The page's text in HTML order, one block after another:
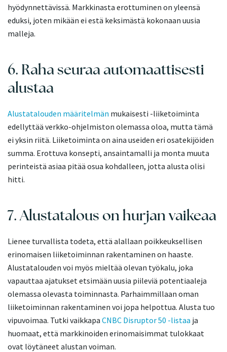
hyödynnettävissä. Markkinasta erottuminen on yleensä
eduksi, joten mikään ei estä keksimästä kokonaan uusia
malleja.
6. Raha seuraa automaattisesti
alustaa
Alustatalouden määritelmän mukaisesti -liiketoiminta
edellyttää verkko-ohjelmiston olemassa oloa, mutta tämä
ei yksin riitä. Liiketoiminta on aina useiden eri osatekijöiden
summa. Erottuva konsepti, ansaintamalli ja monta muuta
perinteistä asiaa pitää osua kohdalleen, jotta alusta olisi
hitti.
7. Alustatalous on hurjan vaikeaa
Lienee turvallista todeta, että alallaan poikkeuksellisen
erinomaisen liiketoiminnan rakentaminen on haaste.
Alustatalouden voi myös mieltää olevan työkalu, joka
vapauttaa ajatukset etsimään uusia piileviä potentiaaleja
olemassa olevasta toiminnasta. Parhaimmillaan oman
liiketoiminnan rakentaminen voi jopa helpottua. Alusta tuo
vipuvoimaa. Tutki vaikkapa CNBC Disruptor 50 -listaa ja
huomaat, että markkinoiden erinomaisimmat tulokkaat
ovat löytäneet alustan voiman.